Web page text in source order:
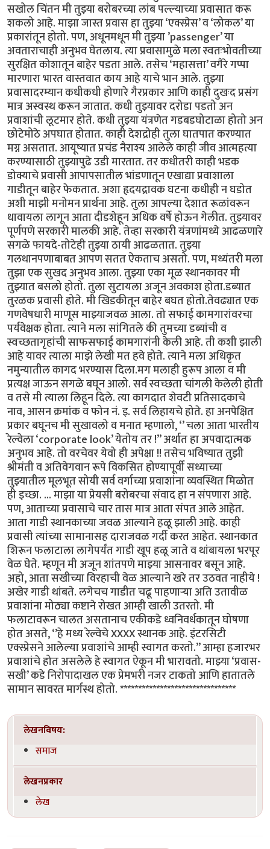
सखोल चिंतन मी तुझ्या बरोबरच्या लांब पल्ल्याच्या प्रवासात करू
शकलो आहे. माझा जास्त प्रवास हा तुझ्या ‘एक्स्प्रेस’ व ‘लोकल’ या
प्रकारांतून होतो. पण, अधूनमधून मी तुझ्या ’passenger’ या
अवताराचाही अनुभव घेतलाय. त्या प्रवासामुळे मला स्वतःभोवतीच्या
सुरक्षित कोशातून बाहेर पडता आले. तसेच ‘महासत्ता’ वगैरे गप्पा
मारणारा भारत वास्तवात काय आहे याचे भान आले. तुझ्या
प्रवासादरम्यान कधीकधी होणारे गैरप्रकार आणि काही दुखःद प्रसंग
मात्र अस्वस्थ करून जातात. कधी तुझ्यावर दरोडा पडतो अन
प्रवाशांची लूटमार होते. कधी तुझ्या यंत्रणेत गडबडघोटाळा होतो अन
छोटेमोठे अपघात होतात. काही देशद्रोही तुला घातपात करण्यात
मग्न असतात. आयूष्यात प्रचंड नैराश्य आलेले काही जीव आत्महत्या
करण्यासाठी तुझ्यापुढे उडी मारतात. तर कधीतरी काही भडक
डोक्याचे प्रवासी आपापसातील भांडणातून एखाद्या प्रवाशाला
गाडीतून बाहेर फेकतात. अशा हृदयद्रावक घटना कधीही न घडोत
अशी माझी मनोमन प्रार्थना आहे. तुला आपल्या देशात रूळांवरून
धावायला लागून आता दीडशेहून अधिक वर्षे होऊन गेलीत. तुझ्यावर
पूर्णपणे सरकारी मालकी आहे. तेव्हा सरकारी यंत्रणांमध्ये आढळणारे
सगळे फायदे-तोटेही तुझ्या ठायी आढळतात. तुझ्या
गलथानपणाबाबत आपण सतत ऐकताच असतो. पण, मध्यंतरी मला
तुझा एक सुखद अनुभव आला. तुझ्या एका मूळ स्थानकावर मी
तुझ्यात बसलो होतो. तुला सुटायला अजून अवकाश होता.डब्यात
तुरळक प्रवासी होते. मी खिडकीतून बाहेर बघत होतो.तेवढ्यात एक
गणवेषधारी माणूस माझ्याजवळ आला. तो सफाई कामगारांवरचा
पर्यवेक्षक होता. त्याने मला सांगितले की तुमच्या डब्यांची व
स्वच्छतागृहांची साफसफाई कामगारांनी केली आहे. ती कशी झाली
आहे यावर त्याला माझे लेखी मत हवे होते. त्याने मला अधिकृत
नमुन्यातील कागद भरण्यास दिला.मग मलाही हुरूप आला व मी
प्रत्यक्ष जाऊन सगळे बघून आलो. सर्व स्वच्छता चांगली केलेली होती
व तसे मी त्याला लिहून दिले. त्या कागदात शेवटी प्रतिसादकाचे
नाव, आसन क्रमांक व फोन नं. इ. सर्व लिहायचे होते. हा अनपेक्षित
प्रकार बघूनच मी सुखावलो व मनात म्हणालो, ‘’ चला आता भारतीय
रेल्वेला ‘corporate look’ येतोय तर !” अर्थात हा अपवादात्मक
अनुभव आहे. तो वरचेवर येवो ही अपेक्षा !! तसेच भविष्यात तुझी
श्रीमंती व अतिवेगवान रूपे विकसित होण्यापूर्वी सध्याच्या
तुझ्यातील मूलभूत सोयी सर्व वर्गाच्या प्रवाशांना व्यवस्थित मिळोत
ही इच्छा. ... माझा या प्रेयसी बरोबरचा संवाद हा न संपणारा आहे.
पण, आताच्या प्रवासाचे चार तास मात्र आता संपत आले आहेत.
आता गाडी स्थानकाच्या जवळ आल्याने हळू झाली आहे. काही
प्रवासी त्यांच्या सामानासह दाराजवळ गर्दी करत आहेत. स्थानकात
शिरून फलाटाला लागेपर्यंत गाडी खूप हळू जाते व थांबायला भरपूर
वेळ घेते. म्हणून मी अजून शांतपणे माझ्या आसनावर बसून आहे.
अहो, आता सखीच्या विरहाची वेळ आल्याने खरे तर उठवत नाहीये !
अखेर गाडी थांबते. लगेचच गाडीत चढू पाहणाऱ्या अति उतावीळ
प्रवाशांना मोठ्या कष्टाने रोखत आम्ही खाली उतरतो. मी
फलाटावरून चालत असतानाच एकीकडे ध्वनिवर्धकातून घोषणा
होत असते, ‘’हे मध्य रेल्वेचे XXXX स्थानक आहे. इंटरसिटी
एक्स्प्रेसने आलेल्या प्रवाशांचे आम्ही स्वागत करतो.’’ आम्हा हजारभर
प्रवाशांचे होत असलेले हे स्वागत ऐकून मी भारावतो. माझ्या ‘प्रवास-
सखी’ कडे निरोपादाखल एक प्रेमभरी नजर टाकतो आणि हातातले
सामान सावरत मार्गस्थ होतो. ********************************
लेखनविषय:
समाज
लेखनप्रकार
लेख